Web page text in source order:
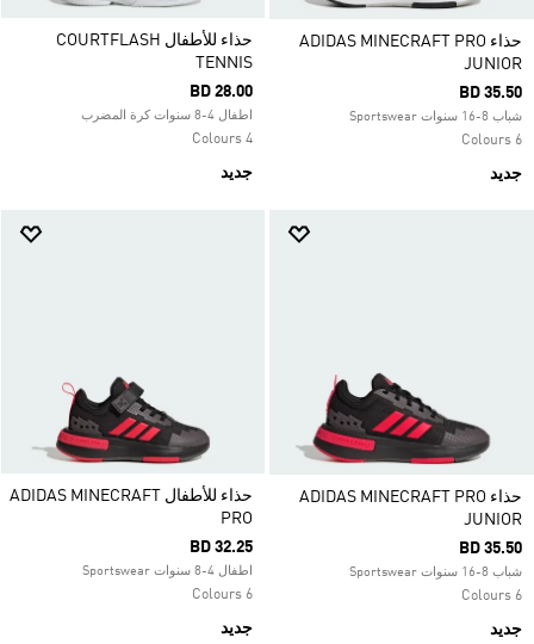
حذاء ADIDAS MINECRAFT PRO
JUNIOR
BD 35.50
شباب 8-16 سنوات Sportswear
6 Colours
جديد
حذاء للأطفال COURTFLASH
TENNIS
BD 28.00
اطفال 4-8 سنوات كرة المضرب
4 Colours
جديد
حذاء ADIDAS MINECRAFT PRO
JUNIOR
BD 35.50
شباب 8-16 سنوات Sportswear
6 Colours
جديد
حذاء للأطفال ADIDAS MINECRAFT
PRO
BD 32.25
اطفال 4-8 سنوات Sportswear
6 Colours
جديد